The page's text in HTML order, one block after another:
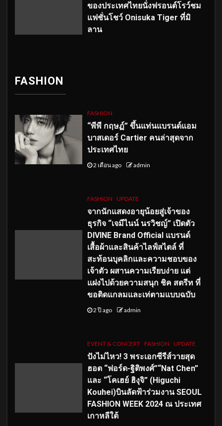
ของประเทศไทยนั่งฟรอนต์โรว์ชม
แฟชั่นโชว์ Onisuka Tiger ที่มิ
ลาน
FASHION
FASHION
“พีพี กฤษฏ์” ขึ้นแท่นแบรนด์แอม
บาสเดอร์ Cartier คนล่าสุดจาก
ประเทศไทย
2 เดือน ago admin
FASHION UPDATE
จากนักแสดงอายุน้อยสู่เจ้าของ
ธุรกิจ “เจมีไนน์ นรวิชญ์” เปิดตัว
DIVINE Brand Official แบรนด์
เสื้อผ้าและสินค้าไลฟ์สไตล์ ที่
สะท้อนบุคลิกและความชอบของ
เจ้าตัว ผสานความเรียบง่าย แต่
แฝงไปด้วยความสนุก ชิค สตรีท ที่
ขอติดแกลมและเท่ตามแบบฉบับ
2 ปี ago admin
EVENT & CONCERT FASHION UPDATE
ปังไม่ไหว! 3 พระเอกซีรีส์วายสุด
ฮอต “ฟอร์ด-ฐิติพงศ์”“Nat Chen”
และ “โคเฮย์ ฮิงุจิ” (Higuchi
Kouhei)บินลัดฟ้าร่วมงาน SEOUL
FASHION WEEK 2024 ณ ประเทศ
เกาหลีใต้